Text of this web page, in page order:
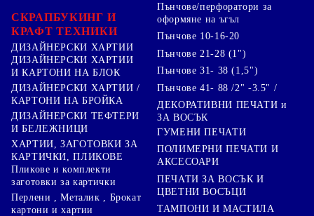
СКРАПБУКИНГ И
КРАФТ ТЕХНИКИ
ДИЗАЙНЕРСКИ ХАРТИИ
ДИЗАЙНЕРСКИ ХАРТИИ
И КАРТОНИ НА БЛОК
ДИЗАЙНЕРСКИ ХАРТИИ /
КАРТОНИ НА БРОЙКА
ДИЗАЙНЕРСКИ ТЕФТЕРИ
И БЕЛЕЖНИЦИ
ХАРТИИ, ЗАГОТОВКИ ЗА
КАРТИЧКИ, ПЛИКОВЕ
Пликове и комплекти
заготовки за картички
Перлени , Металик , Брокат
картони и хартии
Пънчове/перфоратори за
оформяне на ъгъл
Пънчове 10-16-20
Пънчове 21-28 (1")
Пънчове 31- 38 (1,5")
Пънчове 41- 88 /2" -3.5" /
ДЕКОРАТИВНИ ПЕЧАТИ и
ЗА ВОСЪК
ГУМЕНИ ПЕЧАТИ
ПОЛИМЕРНИ ПЕЧАТИ И
АКСЕСОАРИ
ПЕЧАТИ ЗА ВОСЪК И
ЦВЕТНИ ВОСЪЦИ
ТАМПОНИ И МАСТИЛА